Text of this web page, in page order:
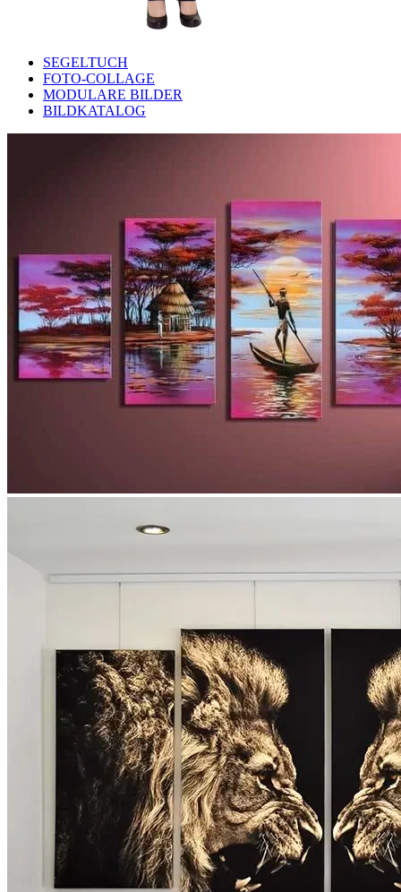
SEGELTUCH
FOTO-COLLAGE
MODULARE BILDER
BILDKATALOG